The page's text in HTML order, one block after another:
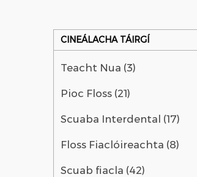
CINEÁLACHA TÁIRGÍ
Teacht Nua (3)
Pioc Floss (21)
Scuaba Interdental (17)
Floss Fiaclóireachta (8)
Scuab fiacla (42)